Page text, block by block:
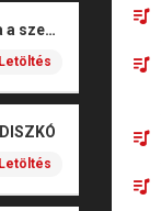
Rigó Mónika – Barna a szeme
Letöltés
Letöltés